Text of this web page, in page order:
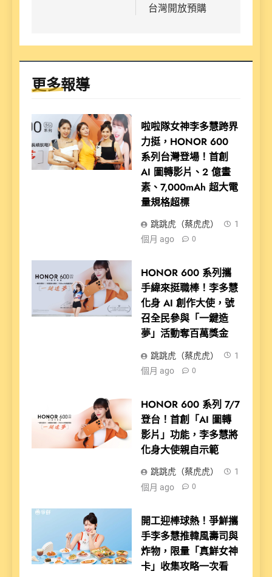
台灣開放預購
更多報導
啦啦隊女神李多慧跨界
力挺，HONOR 600
系列台灣登場！首創
AI 圖轉影片、2 億畫
素、7,000mAh 超大電
量規格超標
跳跳虎（蔡虎虎）
1
個月 ago
0
HONOR 600 系列攜
手緯來挺職棒！李多慧
化身 AI 創作大使，號
召全民參與「一鍵造
夢」活動奪百萬獎金
跳跳虎（蔡虎虎）
1
個月 ago
0
HONOR 600 系列 7/7
登台！首創「AI 圖轉
影片」功能，李多慧將
化身大使親自示範
跳跳虎（蔡虎虎）
1
個月 ago
0
開工迎棒球熱！爭鮮攜
手李多慧推韓風壽司與
炸物，限量「真鮮女神
卡」收集攻略一次看